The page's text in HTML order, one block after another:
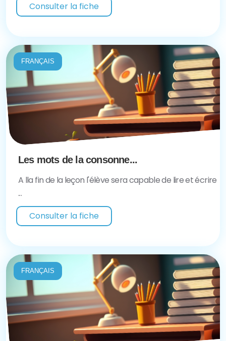
Consulter la fiche
FRANÇAIS
Les mots de la consonne...
A lla fin de la leçon l'élève sera capable de lire et écrire
...
Consulter la fiche
FRANÇAIS